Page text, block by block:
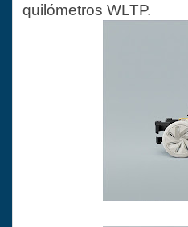
quilómetros WLTP.